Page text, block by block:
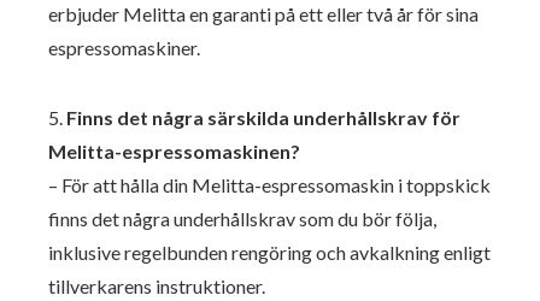
erbjuder Melitta en garanti på ett eller två år för sina
espressomaskiner.
5. Finns det några särskilda underhållskrav för
Melitta-espressomaskinen?
– För att hålla din Melitta-espressomaskin i toppskick
finns det några underhållskrav som du bör följa,
inklusive regelbunden rengöring och avkalkning enligt
tillverkarens instruktioner.